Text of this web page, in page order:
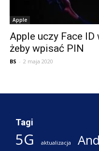
Apple
Apple uczy Face
żeby wpisać PIN
BS - 2 maja 2020
Tagi
5G aktualizacja